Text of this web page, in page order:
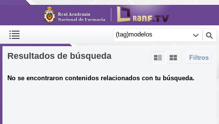
Filtros
Resultados de búsqueda
No se encontraron contenidos relacionados con tu búsqueda.